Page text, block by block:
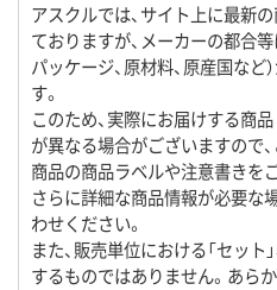
アスクルでは、サイト上に最新
ておりますが、メーカーの都合等
パッケージ、原材料、原産国な
す。
このため、実際にお届けする商
が異なる場合がございますので
商品の商品ラベルや注意書きを
さらに詳細な商品情報が必要な
わせください。
また、販売単位における「セッ
するものではありません。あら